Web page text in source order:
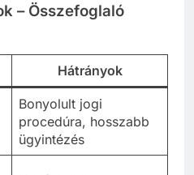
– Összefoglaló
Hátrányok
Bonyolult jogi
procedúra, hosszabb
ügyintézés